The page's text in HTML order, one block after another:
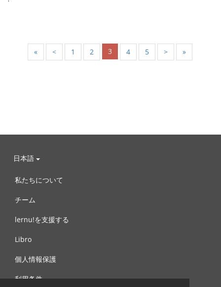
« < 1 2 3 4 5 > »
日本語
私たちについて
チーム
lernu!を支援する
Libro
個人情報保護
利用条件